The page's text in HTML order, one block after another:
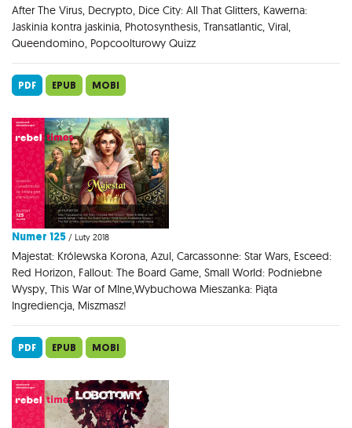
After The Virus, Decrypto, Dice City: All That Glitters, Kawerna:
Jaskinia kontra jaskinia, Photosynthesis, Transatlantic, Viral,
Queendomino, Popcoolturowy Quizz
PDF EPUB MOBI
Numer 125 / Luty 2018
Majestat: Królewska Korona, Azul, Carcassonne: Star Wars, Esceed:
Red Horizon, Fallout: The Board Game, Small World: Podniebne
Wyspy, This War of MIne,Wybuchowa Mieszanka: Piąta
Ingrediencja, Miszmasz!
PDF EPUB MOBI